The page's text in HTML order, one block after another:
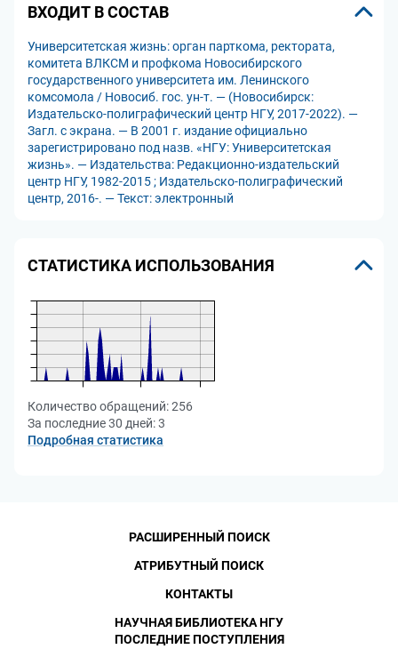
ВХОДИТ В СОСТАВ
Университетская жизнь: орган парткома, ректората,
комитета ВЛКСМ и профкома Новосибирского
государственного университета им. Ленинского
комсомола / Новосиб. гос. ун-т. — (Новосибирск:
Издательско-полиграфический центр НГУ, 2017-2022). —
Загл. с экрана. — В 2001 г. издание официально
зарегистрировано под назв. «НГУ: Университетская
жизнь». — Издательства: Редакционно-издательский
центр НГУ, 1982-2015 ; Издательско-полиграфический
центр, 2016-. — Текст: электронный
СТАТИСТИКА ИСПОЛЬЗОВАНИЯ
Количество обращений:256
За последние 30 дней:3
Подробная статистика
РАСШИРЕННЫЙ ПОИСК
АТРИБУТНЫЙ ПОИСК
КОНТАКТЫ
НАУЧНАЯ БИБЛИОТЕКА НГУ
ПОСЛЕДНИЕ ПОСТУПЛЕНИЯ